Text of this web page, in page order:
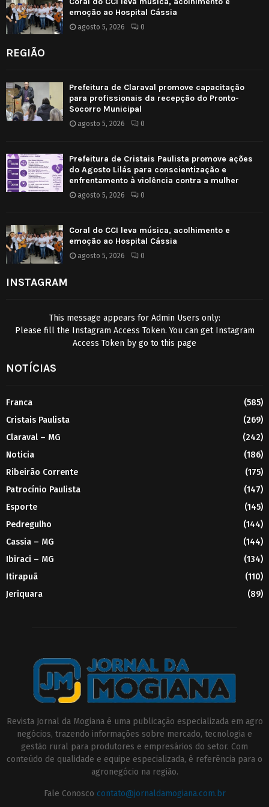
emoção ao Hospital Cássia
agosto 5, 2026 0
REGIÃO
Prefeitura de Claraval promove capacitação
para profissionais da recepção do Pronto-
Socorro Municipal
agosto 5, 2026 0
Prefeitura de Cristais Paulista promove ações
do Agosto Lilás para conscientização e
enfrentamento à violência contra a mulher
agosto 5, 2026 0
Coral do CCI leva música, acolhimento e
emoção ao Hospital Cássia
agosto 5, 2026 0
INSTAGRAM
This message appears for Admin Users only:
Please fill the Instagram Access Token. You can get Instagram
Access Token by go to this page
NOTÍCIAS
Franca
(585)
Cristais Paulista
(269)
Claraval – MG
(242)
Noticia
(186)
Ribeirão Corrente
(175)
Patrocínio Paulista
(147)
Esporte
(145)
Pedregulho
(144)
Cassia – MG
(144)
Ibiraci – MG
(134)
Itirapuã
(110)
Jeriquara
(89)
Revista Jornal da Mogiana é uma publicação especializada em agro
negócios, trazendo informações sobre mercado, tecnologia e
gestão rural para produtores e empresários do setor. Com
conteúdo de qualidade e equipe especializada, é referência para o
agronegócio na região.
Fale Conosco contato@jornaldamogiana.com.br